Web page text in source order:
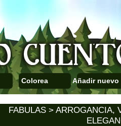
Colorea Añadir nuevo
FABULAS > ARROGANCIA,